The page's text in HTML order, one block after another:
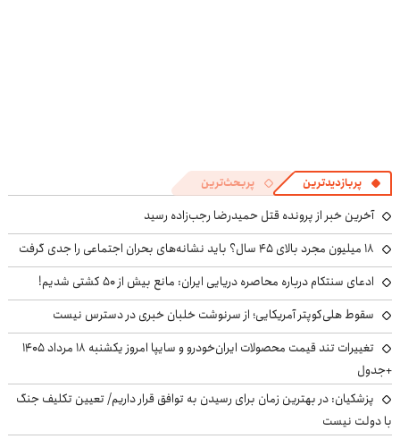
پربازدیدترین پربحث‌ترین
آخرین خبر از پرونده قتل حمیدرضا رجب‌زاده رسید
۱۸ میلیون مجرد بالای ۴۵ سال؟ باید نشانه‌های بحران اجتماعی را جدی گرفت
ادعای سنتکام درباره محاصره دریایی ایران: مانع بیش از ۵۰ کشتی شدیم!
سقوط هلی‌کوپتر آمریکایی؛ از سرنوشت خلبان خبری در دسترس نیست
تغییرات تند قیمت محصولات ایران‌خودرو و سایپا امروز یکشنبه ۱۸ مرداد ۱۴۰۵
+جدول
پزشکیان‌: در بهترین زمان برای رسیدن به توافق قرار داریم/ تعیین تکلیف جنگ
با دولت نیست